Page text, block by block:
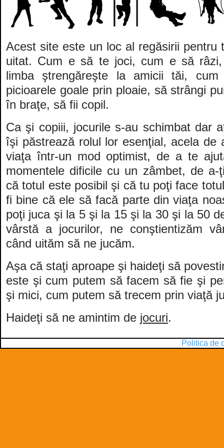
Acest site este un loc al regăsirii pentru
uitat. Cum e să te joci, cum e să
limba ştrengăreşte la amicii tăi,
picioarele goale prin ploaie, să strângi
în braţe, să fii copil.
Ca şi copiii, jocurile s-au schimbat dar
îşi păstrează rolul lor esenţial, acela de
viaţa într-un mod optimist, de a te
momentele dificile cu un zâmbet, de a-
că totul este posibil şi că tu poţi face
fi bine că ele să facă parte din viaţa
poţi juca şi la 5 şi la 15 şi la 30 şi la 50
vârstă a jocurilor, ne conştientizăm
când uităm să ne jucăm.
Aşa că staţi aproape şi haideţi să
este şi cum putem să facem să fie şi
şi mici, cum putem să trecem prin viaţă
Haideţi să ne amintim de jocuri.
Politica de